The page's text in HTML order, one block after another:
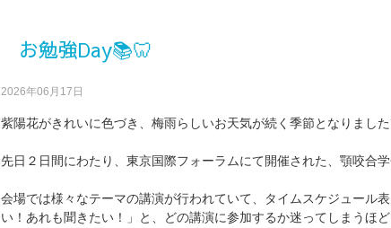
お勉強Day📚🦷
2026年06月17日
紫陽花がきれいに色づき、梅雨らしいお天気が続く季節となりまし
先日２日間にわたり、東京国際フォーラムにて開催された、顎咬合
会場では様々なテーマの講演が行われていて、タイムスケジュール
い！あれも聞きたい！」と、どの講演に参加するか迷ってしまうほ